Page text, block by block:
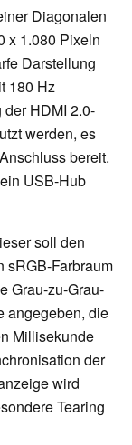
Diagonalen
x 1.080 Pixeln
Darstellung
180 Hz
HDMI 2.0-
werden, es
bereit.
USB-Hub
soll den
sRGB-Farbraum
Grau-zu-Grau-
angegeben, die
Millisekunde
der
wird
Tearing